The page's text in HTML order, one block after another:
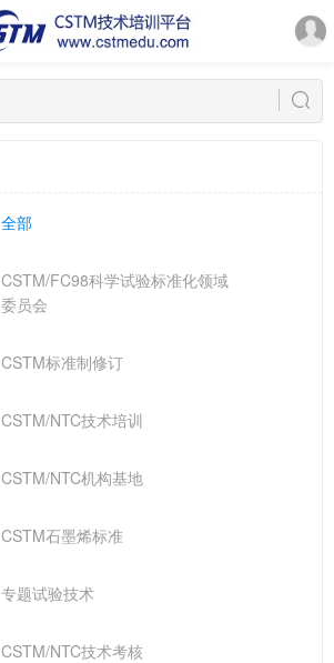
全部
CSTM/FC98科学试验标准化领域
委员会
CSTM标准制修订
CSTM/NTC技术培训
CSTM/NTC机构基地
CSTM石墨烯标准
专题试验技术
CSTM/NTC技术考核